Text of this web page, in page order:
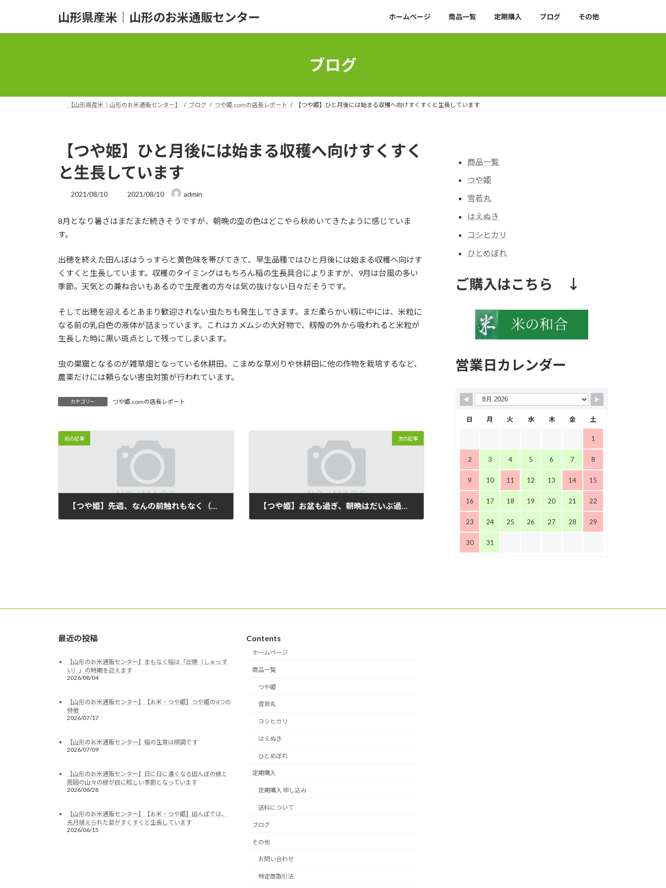
山形県産米｜山形のお米通販センター ホームページ 商品一覧 定期購入 ブログ その他
ブログ
【山形県産米｜山形のお米通販センター】 ブログ つや姫.comの店長レポート 【つや姫】ひと月後には始まる収穫へ向けすくすくと生長しています
【つや姫】ひと月後には始まる収穫へ向けすくすく
と生長しています
2021/08/10
最
新
2021/08/10 admin
8月となり暑さはまだまだ続きそうですが、朝晩の空の色はどこやら秋めいてきたように感じていま
す。
出穂を終えた田んぼはうっすらと黄色味を帯びてきて、早生品種ではひと月後には始まる収穫へ向けす
くすくと生長しています。収穫のタイミングはもちろん稲の生長具合によりますが、9月は台風の多い
季節。天気との兼ね合いもあるので生産者の方々は気の抜けない日々だそうです。
そして出穂を迎えるとあまり歓迎されない虫たちも発生してきます。まだ柔らかい籾に中には、米粒に
なる前の乳白色の液体が詰まっています。これはカメムシの大好物で、籾殻の外から吸われると米粒が
生長した時に黒い斑点として残ってしまいます。
虫の巣窟となるのが雑草畑となっている休耕田。こまめな草刈りや休耕田に他の作物を栽培するなど、
農薬だけには頼らない害虫対策が行われています。
カテゴリー つや姫.comの店長レポート
前の記事
【つや姫】先週、なんの前触れもなく（？）山形も梅雨明けとなりました。
次の記事
【つや姫】お盆も過ぎ、朝晩はだいぶ過ごしやすくなってきました。
商品一覧
つや姫
雪若丸
はえぬき
コシヒカリ
ひとめぼれ
ご購入はこちら ↓
営業日カレンダー
日 月 火 水 木 金 土
1
2 3 4 5 6 7 8
9 10 11 12 13 14 15
16 17 18 19 20 21 22
23 24 25 26 27 28 29
30 31
最近の投稿
【山形のお米通販センター】まもなく稲は「出穂（しゅっす
い）」の時期を迎えます
2026/08/04
【山形のお米通販センター】【お米・つや姫】つや姫の4つの
特徴
2026/07/17
【山形のお米通販センター】稲の生育は順調です
2026/07/09
【山形のお米通販センター】日に日に濃くなる田んぼの緑と
周囲の山々の緑が目に眩しい季節となっています
2026/06/28
【山形のお米通販センター】【お米・つや姫】田んぼでは、
先月植えられた苗がすくすくと生長しています
2026/06/15
Contents
ホームページ
商品一覧
つや姫
雪若丸
コシヒカリ
はえぬき
ひとめぼれ
定期購入
定期購入 申し込み
送料について
ブログ
その他
お問い合わせ
特定商取引法